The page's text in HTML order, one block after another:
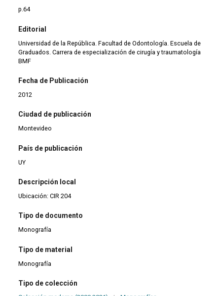
p.64
Editorial
Universidad de la República. Facultad de Odontología. Escuela de
Graduados. Carrera de especialización de cirugía y traumatología
BMF
Fecha de Publicación
2012
Ciudad de publicación
Montevideo
País de publicación
UY
Descripción local
Ubicación: CIR 204
Tipo de documento
Monografía
Tipo de material
Monografía
Tipo de colección